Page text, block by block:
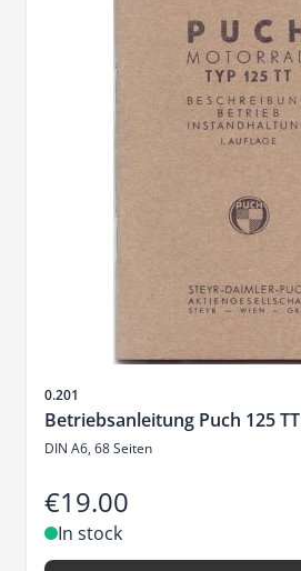
Sku
0.201
Betriebsanleitung Puch 125 TT
DIN A6, 68 Seiten
€19.00
In stock